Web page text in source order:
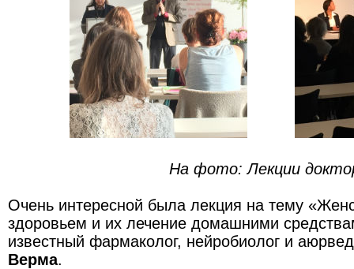
На фото: Лекции доктора
Очень интересной была лекция на тему
здоровьем и их лечение домашними
известный фармаколог, нейробиолог и
Верма.